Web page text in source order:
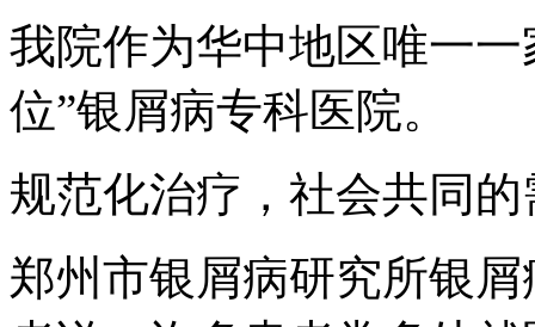
我院作为华中地区唯一
位”银屑病专科医院。
规范化治疗，社会共同的
郑州市银屑病研究所银